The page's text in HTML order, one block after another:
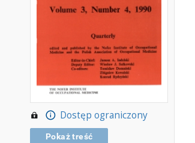
Dostęp ograniczony
Pokaż treść